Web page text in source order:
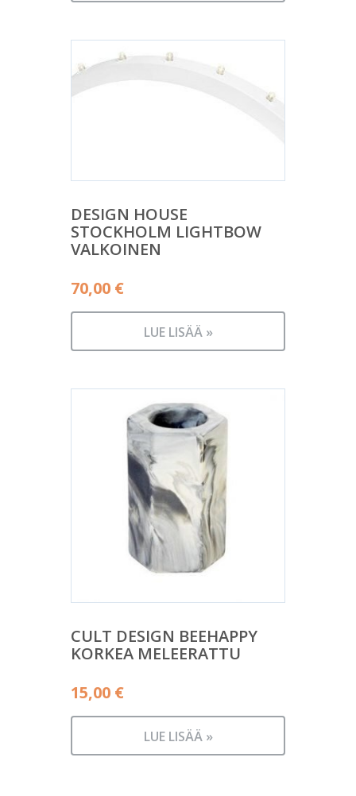
DESIGN HOUSE
STOCKHOLM LIGHTBOW
VALKOINEN
70,00 €
LUE LISÄÄ »
CULT DESIGN BEEHAPPY
KORKEA MELEERATTU
15,00 €
LUE LISÄÄ »